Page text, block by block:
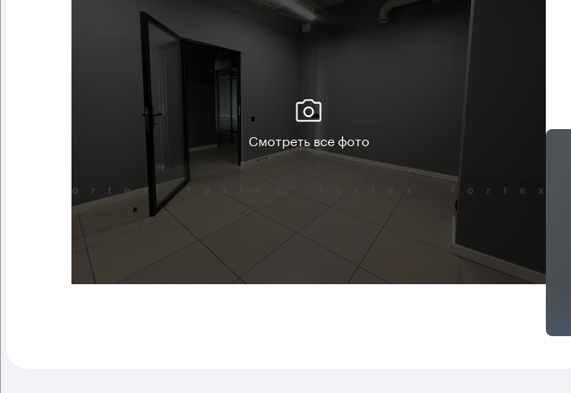
Смотреть все фото